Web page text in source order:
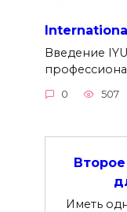
Введение
0 507
Иметь